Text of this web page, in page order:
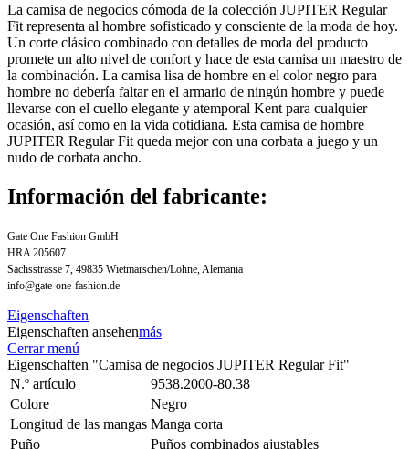
La camisa de negocios cómoda de la colección JUPITER Regular
Fit representa al hombre sofisticado y consciente de la moda de hoy.
Un corte clásico combinado con detalles de moda del producto
promete un alto nivel de confort y hace de esta camisa un maestro de
la combinación. La camisa lisa de hombre en el color negro para
hombre no debería faltar en el armario de ningún hombre y puede
llevarse con el cuello elegante y atemporal Kent para cualquier
ocasión, así como en la vida cotidiana. Esta camisa de hombre
JUPITER Regular Fit queda mejor con una corbata a juego y un
nudo de corbata ancho.
Información del fabricante:
Gate One Fashion GmbH
HRA 205607
Sachsstrasse 7, 49835 Wietmarschen/Lohne, Alemania
info@gate-one-fashion.de
Eigenschaften
Eigenschaften ansehenmás
Cerrar menú
Eigenschaften "Camisa de negocios JUPITER Regular Fit"
N.º artículo
9538.2000-80.38
Colore
Negro
Longitud de las mangas Manga corta
Puño
Puños combinados ajustables